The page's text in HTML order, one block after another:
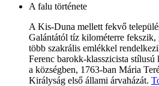
A falu története
A Kis-Duna mellett fekvő
Galántától tíz kilométerre fekszik,
több szakrális emlékkel
Ferenc barokk-klasszicista stílusú
a községben, 1763-ban Mária
Királyság első állami árvaházát.